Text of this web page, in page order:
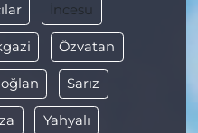
İncesu
Özvatan
Sarız
Yahyalı